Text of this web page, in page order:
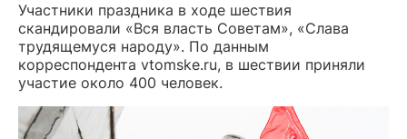
Участники праздника в ходе шествия
скандировали «Вся власть Советам», «Слава
трудящемуся народу». По данным
корреспондента vtomske.ru, в шествии приняли
участие около 400 человек.